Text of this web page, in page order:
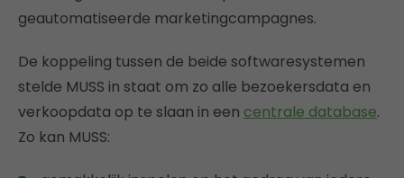
geautomatiseerde marketingcampagnes.
De koppeling tussen de beide softwaresystemen
stelde MUSS in staat om zo alle bezoekersdata en
verkoopdata op te slaan in een centrale database.
Zo kan MUSS: